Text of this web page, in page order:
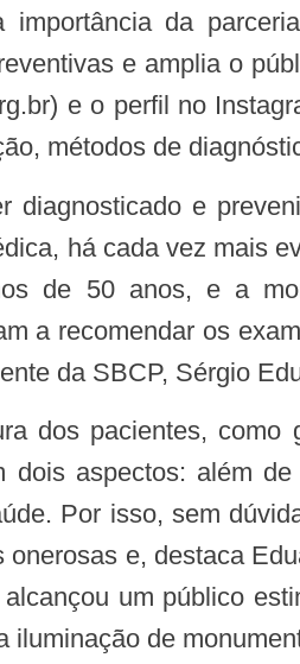
e amplia o
e o perfil no
métodos de
há cada vez mais
de 50 anos, e a
a recomendar os
da SBCP, Sérgio
aspectos: além
Por isso, sem
e, destaca
um público
de